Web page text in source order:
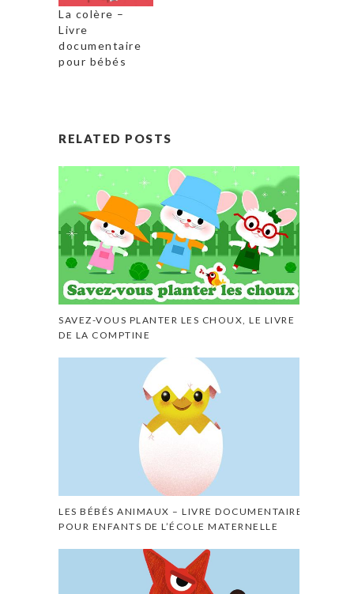
La colère –
Livre
documentaire
pour bébés
RELATED POSTS
SAVEZ-VOUS PLANTER LES CHOUX, LE LIVRE
DE LA COMPTINE
LES BÉBÉS ANIMAUX – LIVRE DOCUMENTAIRE
POUR ENFANTS DE L’ÉCOLE MATERNELLE